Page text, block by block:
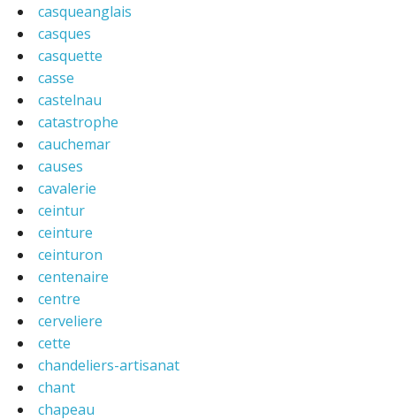
casqueanglais
casques
casquette
casse
castelnau
catastrophe
cauchemar
causes
cavalerie
ceintur
ceinture
ceinturon
centenaire
centre
cerveliere
cette
chandeliers-artisanat
chant
chapeau